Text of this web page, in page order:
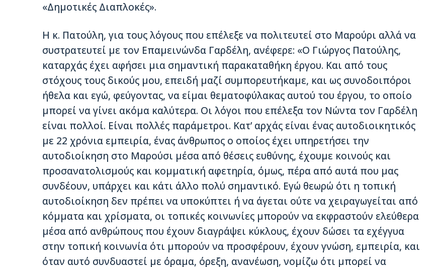
«Δημοτικές Διαπλοκές».
Η κ. Πατούλη, για τους λόγους που επέλεξε να πολιτευτεί στο Μαρούρι αλλά να
συστρατευτεί με τον Επαμεινώνδα Γαρδέλη, ανέφερε: «Ο Γιώργος Πατούλης,
καταρχάς έχει αφήσει μια σημαντική παρακαταθήκη έργου. Και από τους
στόχους τους δικούς μου, επειδή μαζί συμπορευτήκαμε, και ως συνοδοιπόροι
ήθελα και εγώ, φεύγοντας, να είμαι θεματοφύλακας αυτού του έργου, το οποίο
μπορεί να γίνει ακόμα καλύτερα. Οι λόγοι που επέλεξα τον Νώντα τον Γαρδέλη
είναι πολλοί. Είναι πολλές παράμετροι. Κατ’ αρχάς είναι ένας αυτοδιοικητικός
με 22 χρόνια εμπειρία, ένας άνθρωπος ο οποίος έχει υπηρετήσει την
αυτοδιοίκηση στο Μαρούσι μέσα από θέσεις ευθύνης, έχουμε κοινούς και
προσανατολισμούς και κομματική αφετηρία, όμως, πέρα από αυτά που μας
συνδέουν, υπάρχει και κάτι άλλο πολύ σημαντικό. Εγώ θεωρώ ότι η τοπική
αυτοδιοίκηση δεν πρέπει να υποκύπτει ή να άγεται ούτε να χειραγωγείται από
κόμματα και χρίσματα, οι τοπικές κοινωνίες μπορούν να εκφραστούν ελεύθερα
μέσα από ανθρώπους που έχουν διαγράψει κύκλους, έχουν δώσει τα εχέγγυα
στην τοπική κοινωνία ότι μπορούν να προσφέρουν, έχουν γνώση, εμπειρία, και
όταν αυτό συνδυαστεί με όραμα, όρεξη, ανανέωση, νομίζω ότι μπορεί να